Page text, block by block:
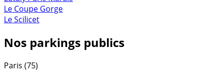
Le Coupe Gorge
Le Scilicet
Nos parkings publics
Paris (75)